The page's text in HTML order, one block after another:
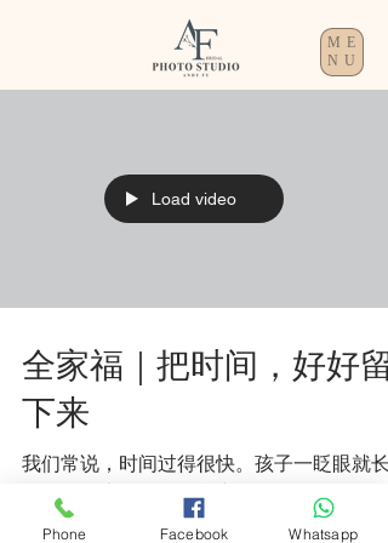
ME
NU
Load video
全家福｜把时间，好好留
下来
我们常说，时间过得很快。孩子一眨眼就长
了，爸妈也在不知不觉中，多了几道笑纹。
有些瞬间，当下看似平凡，却会在多年以后
Phone Facebook Whatsapp